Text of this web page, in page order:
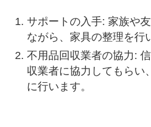
サポートの入手: 家族や
ながら、家具の整理を行
不用品回収業者の協力:
収業者に協力してもらい
に行います。